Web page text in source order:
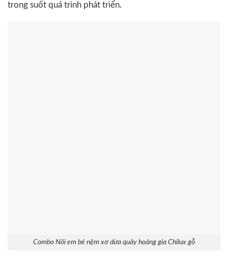
trong suốt quá trình phát triển.
Combo Nôi em bé nệm xơ dừa quây hoàng gia Chilux gỗ